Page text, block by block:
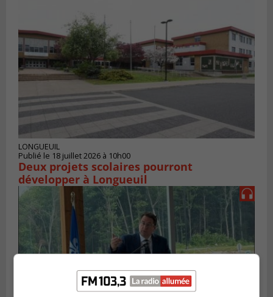
LONGUEUIL
Publié le 18 juillet 2026 à 10h00
Deux projets scolaires pourront
développer à Longueuil